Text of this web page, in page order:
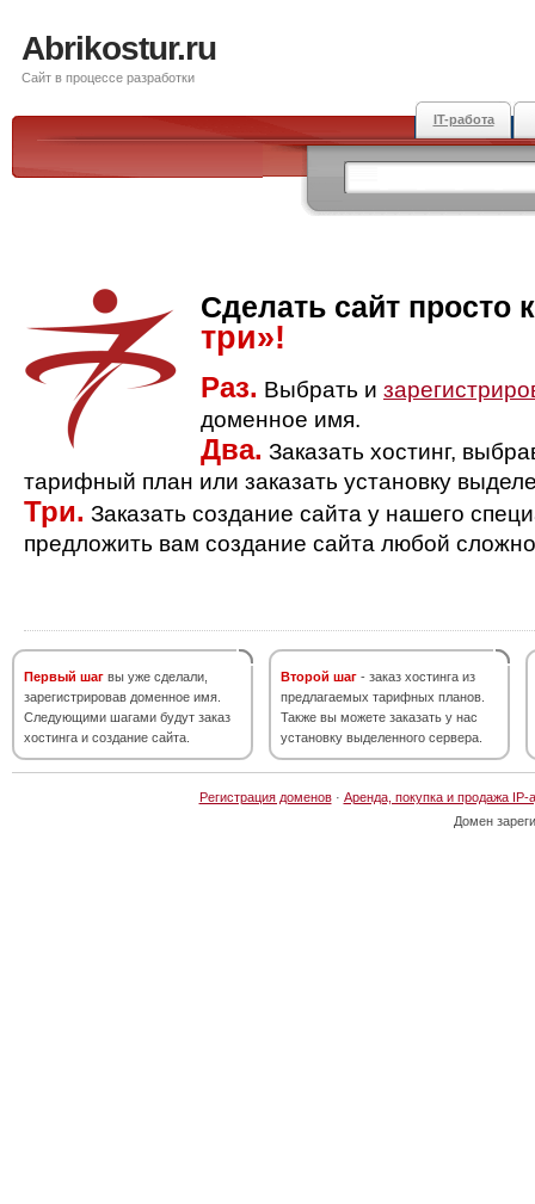
Abrikostur.ru
Сайт в процессе разработки
IT-работа
Сделать сайт просто
три»!
Раз. Выбрать и
доменное имя.
Два. Заказать хостинг,
тарифный план или заказать установку
Три. Заказать создание сайта у нашего
предложить вам создание сайта любой
Первый шаг вы уже сделали,
зарегистрировав доменное имя.
Следующими шагами будут заказ
хостинга и создание сайта.
Второй шаг - заказ хостинга из
предлагаемых тарифных планов.
Также вы можете заказать у нас
установку выделенного сервера.
Регистрация доменов· Аренда, покупка и продажа IP-
Домен